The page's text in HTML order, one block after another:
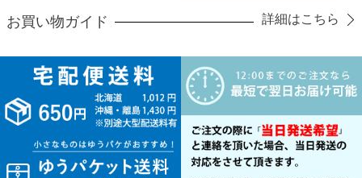
お買い物ガイド 詳細はこちら